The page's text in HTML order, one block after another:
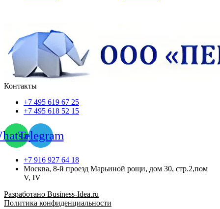
Контакты
+7 495 619 67 25
+7 495 618 52 15
Telegram
+7 916 927 64 18
Москва, 8-й проезд Марьиной рощи, дом 30, стр.2,пом
V, IV
Разработано Business-Idea.ru
Политика конфиденциальности